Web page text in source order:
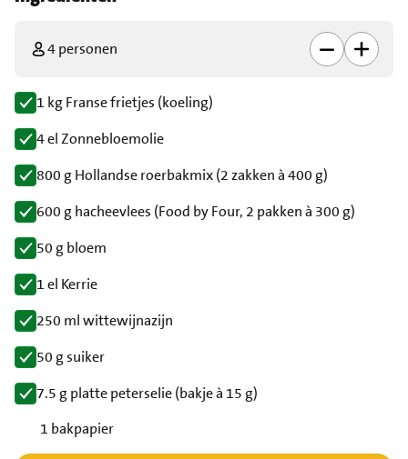
4 personen
1 kg Franse frietjes (koeling)
4 el Zonnebloemolie
800 g Hollandse roerbakmix (2 zakken à 400 g)
600 g hacheevlees (Food by Four, 2 pakken à 300 g)
50 g bloem
1 el Kerrie
250 ml wittewijnazijn
50 g suiker
7.5 g platte peterselie (bakje à 15 g)
1 bakpapier